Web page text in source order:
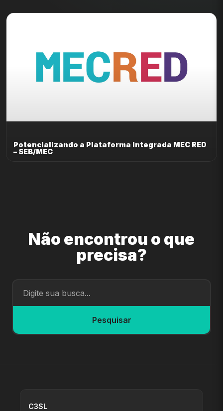
Potencializando a Plataforma Integrada MEC RED
– SEB/MEC
Não encontrou o que
precisa?
Pesquisar
C3SL